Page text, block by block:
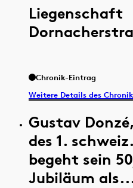
Liegenschaft
Chronik-Eintrag
Weitere Details des
Gustav
des 1.
begeht sein
Jubiläum